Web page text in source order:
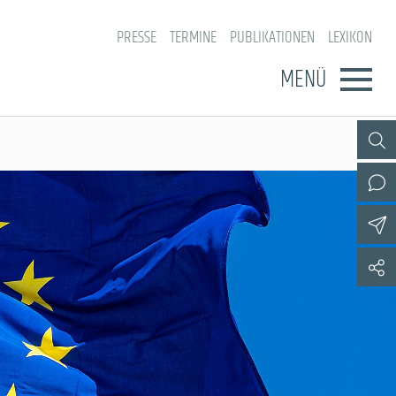
PRESSE TERMINE PUBLIKATIONEN LEXIKON
MENÜ